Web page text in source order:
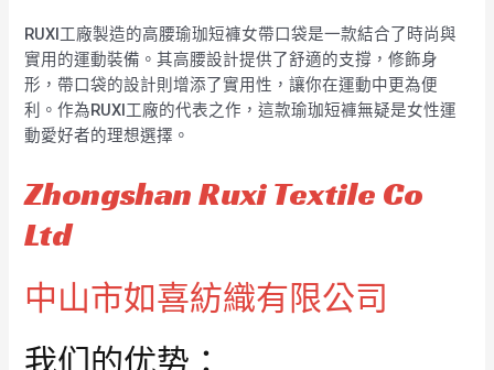
RUXI工廠製造的高腰瑜珈短褲女帶口袋是一款結合了時尚與
實用的運動裝備。其高腰設計提供了舒適的支撐，修飾身
形，帶口袋的設計則增添了實用性，讓你在運動中更為便
利。作為RUXI工廠的代表之作，這款瑜珈短褲無疑是女性運
動愛好者的理想選擇。
Zhongshan Ruxi Textile Co
Ltd
中山市如喜紡織有限公司